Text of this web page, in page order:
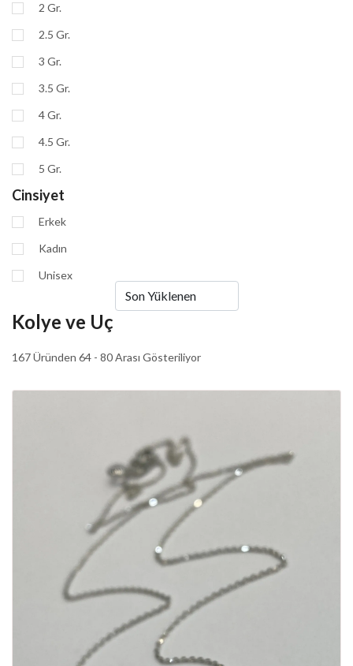
2 Gr.
2.5 Gr.
3 Gr.
3.5 Gr.
4 Gr.
4.5 Gr.
5 Gr.
Cinsiyet
Erkek
Kadın
Unisex
Kolye ve Uç
167 Üründen 64 - 80 Arası Gösteriliyor